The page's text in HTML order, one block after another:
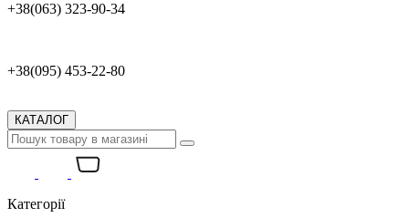
+38(063) 323-90-34
+38(095) 453-22-80
КАТАЛОГ
Категорії